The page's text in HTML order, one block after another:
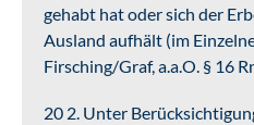
gehabt hat oder sich der
Ausland aufhält (im
Firsching/Graf, a.a.O. § 16
20 2. Unter